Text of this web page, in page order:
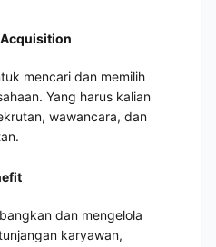
Acquisition
mencari dan memilih
Yang harus kalian
wawancara, dan
dan mengelola
karyawan,